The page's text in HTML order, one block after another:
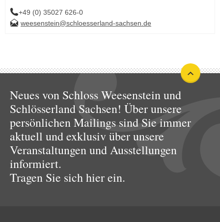
+49 (0) 35027 626-0
weesenstein@schloesserland-sachsen.de
Neues von Schloss Weesenstein und
Schlösserland Sachsen! Über unsere
persönlichen Mailings sind Sie immer
aktuell und exklusiv über unsere
Veranstaltungen und Ausstellungen
informiert.
Tragen Sie sich hier ein.